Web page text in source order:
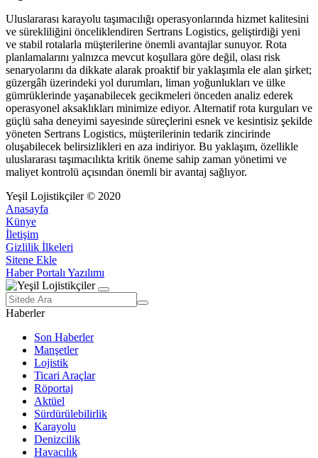
Uluslararası karayolu taşımacılığı operasyonlarında hizmet kalitesini
ve sürekliliğini önceliklendiren Sertrans Logistics, geliştirdiği yeni
ve stabil rotalarla müşterilerine önemli avantajlar sunuyor. Rota
planlamalarını yalnızca mevcut koşullara göre değil, olası risk
senaryolarını da dikkate alarak proaktif bir yaklaşımla ele alan şirket;
güzergâh üzerindeki yol durumları, liman yoğunlukları ve ülke
gümrüklerinde yaşanabilecek gecikmeleri önceden analiz ederek
operasyonel aksaklıkları minimize ediyor. Alternatif rota kurguları ve
güçlü saha deneyimi sayesinde süreçlerini esnek ve kesintisiz şekilde
yöneten Sertrans Logistics, müşterilerinin tedarik zincirinde
oluşabilecek belirsizlikleri en aza indiriyor. Bu yaklaşım, özellikle
uluslararası taşımacılıkta kritik öneme sahip zaman yönetimi ve
maliyet kontrolü açısından önemli bir avantaj sağlıyor.
Yeşil Lojistikçiler © 2020
Anasayfa
Künye
İletişim
Gizlilik İlkeleri
Sitene Ekle
Haber Portalı Yazılımı
Haberler
Son Haberler
Manşetler
Lojistik
Ticari Araçlar
Röportaj
Aktüel
Sürdürülebilirlik
Karayolu
Denizcilik
Havacılık